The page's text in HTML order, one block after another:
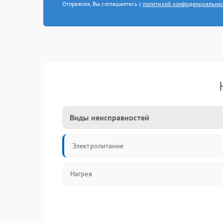
Отправляя, Вы соглашаетесь с политикой
Виды неисправностей
Электропитание
Нагрев